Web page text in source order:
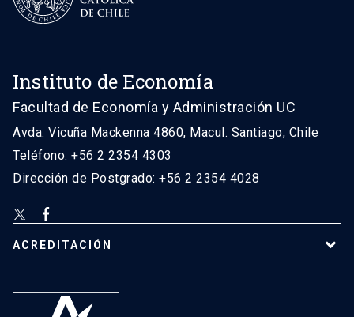
Instituto de Economía
Facultad de Economía y Administración UC
Avda. Vicuña Mackenna 4860, Macul. Santiago, Chile
Teléfono: +56 2 2354 4303
Dirección de Postgrado: +56 2 2354 4028
ACREDITACIÓN